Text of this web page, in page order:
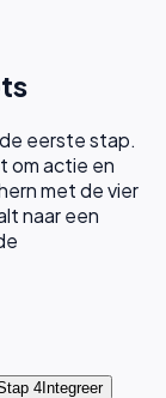
eerste stap.
om actie en
met de vier
naar een
4Integreer